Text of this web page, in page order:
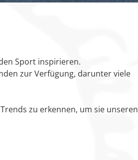
Sport inspirieren.
zur Verfügung, darunter viele
zu erkennen, um sie unseren